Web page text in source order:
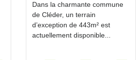
Dans la charmante commune
de Cléder, un terrain
d’exception de 443m² est
actuellement disponible...